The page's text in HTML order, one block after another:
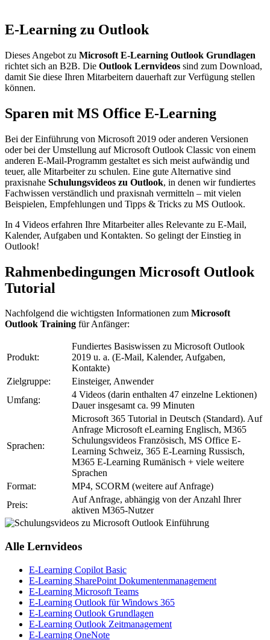
E-Learning zu Outlook
Dieses Angebot zu Microsoft E-Learning Outlook Grundlagen
richtet sich an B2B. Die Outlook Lernvideos sind zum Download,
damit Sie diese Ihren Mitarbeitern dauerhaft zur Verfügung stellen
können.
Sparen mit MS Office E-Learning
Bei der Einführung von Microsoft 2019 oder anderen Versionen
oder bei der Umstellung auf Microsoft Outlook Classic von einem
anderen E-Mail-Programm gestaltet es sich meist aufwändig und
teuer, alle Mitarbeiter zu schulen. Eine gute Alternative sind
praxisnahe Schulungsvideos zu Outlook, in denen wir fundiertes
Fachwissen verständlich und praxisnah vermitteln – mit vielen
Beispielen, Empfehlungen und Tipps & Tricks zu MS Outlook.
In 4 Videos erfahren Ihre Mitarbeiter alles Relevante zu E-Mail,
Kalender, Aufgaben und Kontakten. So gelingt der Einstieg in
Outlook!
Rahmenbedingungen Microsoft Outlook
Tutorial
Nachfolgend die wichtigsten Informationen zum Microsoft
Outlook Training für Anfänger:
Produkt:
Fundiertes Basiswissen zu Microsoft Outlook
2019 u. a. (E-Mail, Kalender, Aufgaben,
Kontakte)
Zielgruppe:
Einsteiger, Anwender
Umfang:
4 Videos (darin enthalten 47 einzelne Lektionen)
Dauer insgesamt ca. 99 Minuten
Sprachen:
Microsoft 365 Tutorial in Deutsch (Standard). Auf
Anfrage Microsoft eLearning Englisch, M365
Schulungsvideos Französisch, MS Office E-
Learning Schweiz, 365 E-Learning Russisch,
M365 E-Learning Rumänisch + viele weitere
Sprachen
Format:
MP4, SCORM (weitere auf Anfrage)
Preis:
Auf Anfrage, abhängig von der Anzahl Ihrer
aktiven M365-Nutzer
Alle Lernvideos
E-Learning Copilot Basic
E-Learning SharePoint Dokumentenmanagement
E-Learning Microsoft Teams
E-Learning Outlook für Windows 365
E-Learning Outlook Grundlagen
E-Learning Outlook Zeitmanagement
E-Learning OneNote